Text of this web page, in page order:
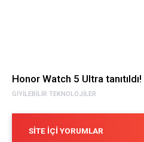
GIYILEBILIR TEKNOLOJILER
Honor Watch 5 Ultra
SITE İÇI YORUMLAR